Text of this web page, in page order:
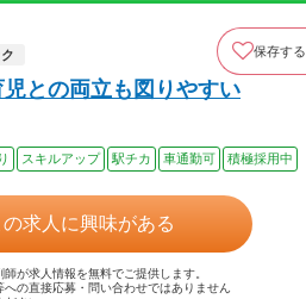
保存する
との両立も図りやすい
スキルアップ 駅チカ 車通勤可 積極採用中
の求人に興味がある
師が求人情報を無料でご提供します。
への直接応募・問い合わせではありません